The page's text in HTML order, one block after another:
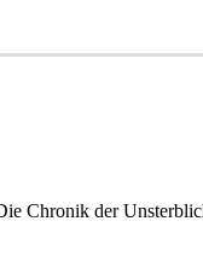
Chronik der